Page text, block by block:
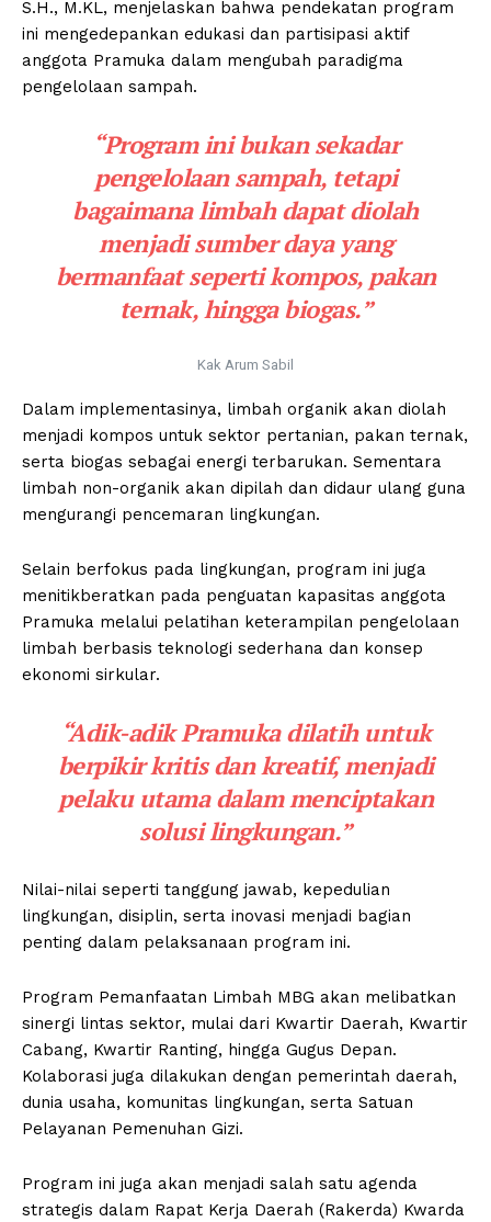
S.H., M.KL, menjelaskan bahwa pendekatan program
ini mengedepankan edukasi dan partisipasi aktif
anggota Pramuka dalam mengubah paradigma
pengelolaan sampah.
“Program ini bukan sekadar
pengelolaan sampah, tetapi
bagaimana limbah dapat diolah
menjadi sumber daya yang
bermanfaat seperti kompos, pakan
ternak, hingga biogas.”
Kak Arum Sabil
Dalam implementasinya, limbah organik akan diolah
menjadi kompos untuk sektor pertanian, pakan ternak,
serta biogas sebagai energi terbarukan. Sementara
limbah non-organik akan dipilah dan didaur ulang guna
mengurangi pencemaran lingkungan.
Selain berfokus pada lingkungan, program ini juga
menitikberatkan pada penguatan kapasitas anggota
Pramuka melalui pelatihan keterampilan pengelolaan
limbah berbasis teknologi sederhana dan konsep
ekonomi sirkular.
“Adik-adik Pramuka dilatih untuk
berpikir kritis dan kreatif, menjadi
pelaku utama dalam menciptakan
solusi lingkungan.”
Nilai-nilai seperti tanggung jawab, kepedulian
lingkungan, disiplin, serta inovasi menjadi bagian
penting dalam pelaksanaan program ini.
Program Pemanfaatan Limbah MBG akan melibatkan
sinergi lintas sektor, mulai dari Kwartir Daerah, Kwartir
Cabang, Kwartir Ranting, hingga Gugus Depan.
Kolaborasi juga dilakukan dengan pemerintah daerah,
dunia usaha, komunitas lingkungan, serta Satuan
Pelayanan Pemenuhan Gizi.
Program ini juga akan menjadi salah satu agenda
strategis dalam Rapat Kerja Daerah (Rakerda) Kwarda